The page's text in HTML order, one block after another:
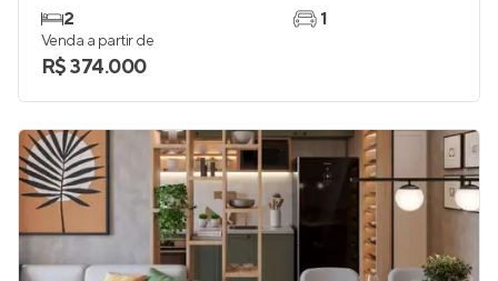
2
1
Venda a partir de
R$ 374.000